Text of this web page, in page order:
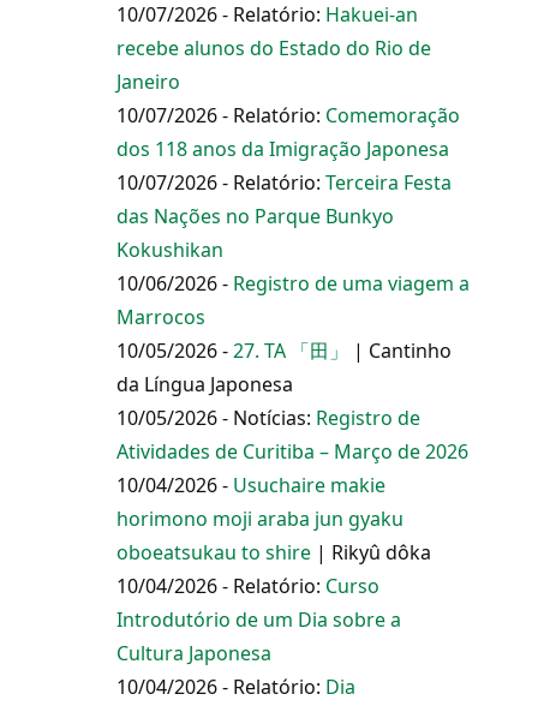
10/07/2026 - Relatório: Hakuei-an
recebe alunos do Estado do Rio de
Janeiro
10/07/2026 - Relatório: Comemoração
dos 118 anos da Imigração Japonesa
10/07/2026 - Relatório: Terceira Festa
das Nações no Parque Bunkyo
Kokushikan
10/06/2026 - Registro de uma viagem a
Marrocos
10/05/2026 -27. TA 「田」
| Cantinho
da Língua Japonesa
10/05/2026 - Notícias: Registro de
Atividades de Curitiba – Março de 2026
10/04/2026 - Usuchaire makie
horimono moji araba jun gyaku
oboeatsukau to shire | Rikyû dôka
10/04/2026 - Relatório: Curso
Introdutório de um Dia sobre a
Cultura Japonesa
10/04/2026 - Relatório: Dia